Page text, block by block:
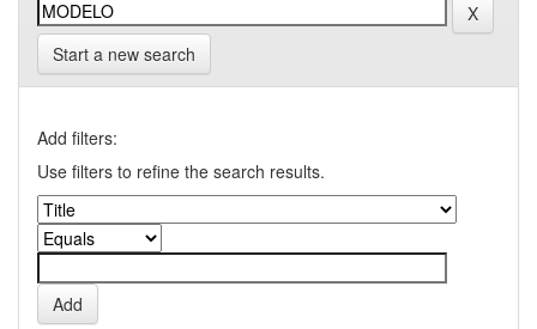
Start a new search
Add filters:
Use filters to refine the search results.